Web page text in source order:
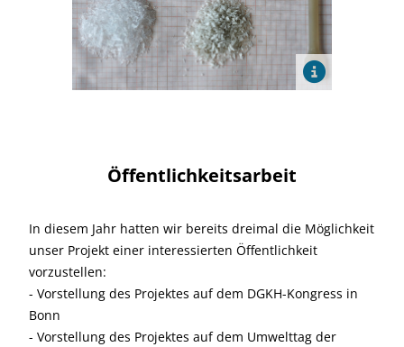
Öffentlichkeitsarbeit
In diesem Jahr hatten wir bereits dreimal die Möglichkeit
unser Projekt einer interessierten Öffentlichkeit
vorzustellen:
- Vorstellung des Projektes auf dem DGKH-Kongress in
Bonn
- Vorstellung des Projektes auf dem Umwelttag der